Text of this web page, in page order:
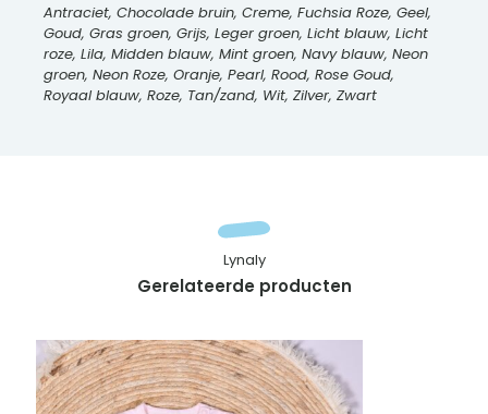
Antraciet, Chocolade bruin, Creme, Fuchsia Roze, Geel,
Goud, Gras groen, Grijs, Leger groen, Licht blauw, Licht
roze, Lila, Midden blauw, Mint groen, Navy blauw, Neon
groen, Neon Roze, Oranje, Pearl, Rood, Rose Goud,
Royaal blauw, Roze, Tan/zand, Wit, Zilver, Zwart
Gerelateerde producten
Lynaly